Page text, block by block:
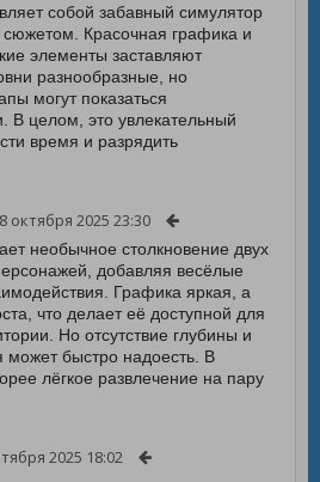
собой забавный симулятор
Красочная графика и
элементы заставляют
разнообразные, но
могут показаться
В целом, это увлекательный
время и разрядить
8 октября 2025 23:30
необычное столкновение двух
добавляя весёлые
Графика яркая, а
что делает её доступной для
Но отсутствие глубины и
может быстро надоесть. В
лёгкое развлечение на пару
2025 18:02